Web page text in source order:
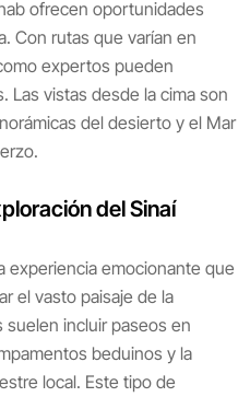
ofrecen oportunidades
Con rutas que varían en
expertos pueden
Las vistas desde la cima son
del desierto y el Mar
del Sinaí
experiencia emocionante que
el vasto paisaje de la
suelen incluir paseos en
beduinos y la
local. Este tipo de